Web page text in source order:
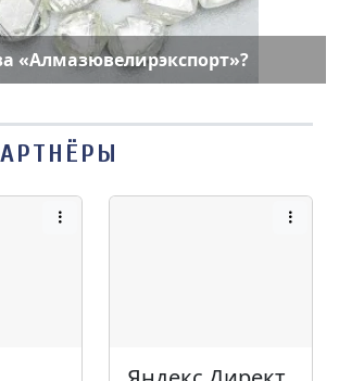
«Алмазювелирэкспорт»?